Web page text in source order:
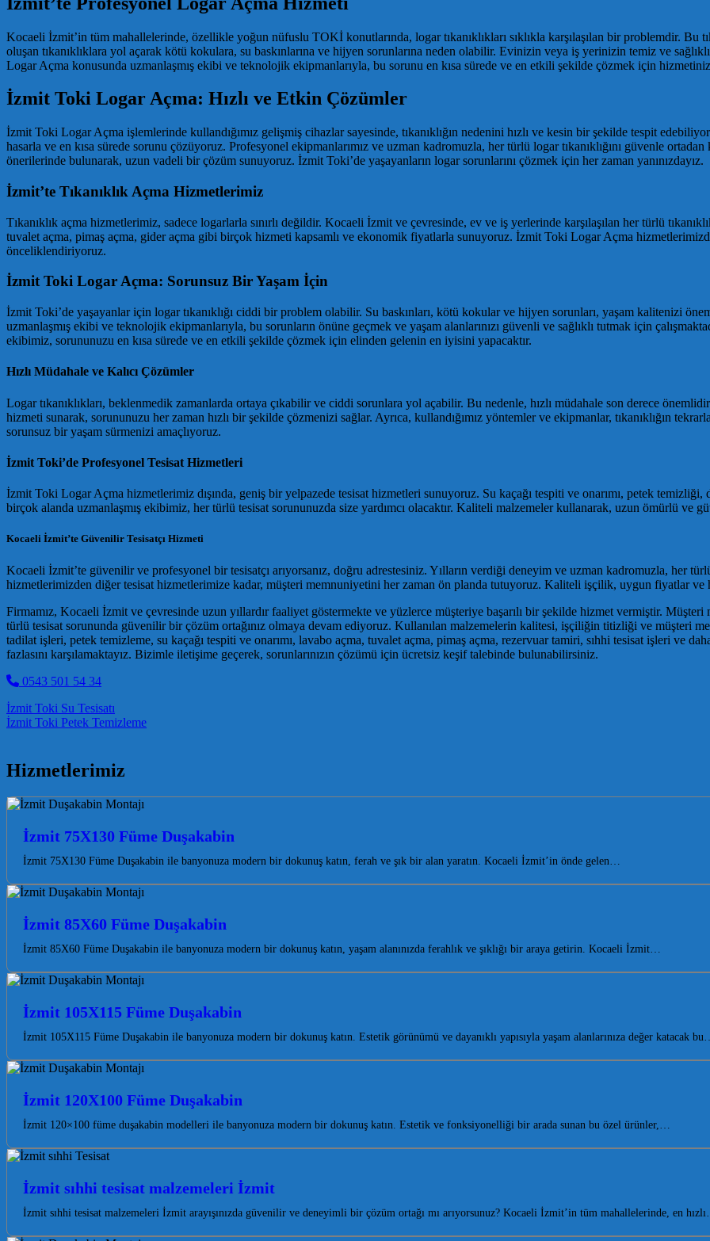
Kocaeli İzmit’in tüm mahallelerinde, özellikle yoğun nüfuslu TOKİ konutlarında, logar tıkanıklıkları sıklıkla karşılaşılan bir problemdir. Bu
oluşan tıkanıklıklara yol açarak kötü kokulara, su baskınlarına ve hijyen sorunlarına neden olabilir. Evinizin veya iş yerinizin temiz ve
Logar Açma konusunda uzmanlaşmış ekibi ve teknolojik ekipmanlarıyla, bu sorunu en kısa sürede ve en etkili şekilde çözmek için
İzmit Toki Logar Açma: Hızlı ve Etkin Çözümler
İzmit Toki Logar Açma işlemlerinde kullandığımız gelişmiş cihazlar sayesinde, tıkanıklığın nedenini hızlı ve kesin bir şekilde tespit
hasarla ve en kısa sürede sorunu çözüyoruz. Profesyonel ekipmanlarımız ve uzman kadromuzla, her türlü logar tıkanıklığını güvenle ortadan
önerilerinde bulunarak, uzun vadeli bir çözüm sunuyoruz. İzmit Toki’de yaşayanların logar sorunlarını çözmek için her zaman yanınızdayız.
İzmit’te Tıkanıklık Açma Hizmetlerimiz
Tıkanıklık açma hizmetlerimiz, sadece logarlarla sınırlı değildir. Kocaeli İzmit ve çevresinde, ev ve iş yerlerinde karşılaşılan her türlü
tuvalet açma, pimaş açma, gider açma gibi birçok hizmeti kapsamlı ve ekonomik fiyatlarla sunuyoruz. İzmit Toki Logar Açma
önceliklendiriyoruz.
İzmit Toki Logar Açma: Sorunsuz Bir Yaşam İçin
İzmit Toki’de yaşayanlar için logar tıkanıklığı ciddi bir problem olabilir. Su baskınları, kötü kokular ve hijyen sorunları, yaşam kalitenizi
uzmanlaşmış ekibi ve teknolojik ekipmanlarıyla, bu sorunların önüne geçmek ve yaşam alanlarınızı güvenli ve sağlıklı tutmak için
ekibimiz, sorununuzu en kısa sürede ve en etkili şekilde çözmek için elinden gelenin en iyisini yapacaktır.
Hızlı Müdahale ve Kalıcı Çözümler
Logar tıkanıklıkları, beklenmedik zamanlarda ortaya çıkabilir ve ciddi sorunlara yol açabilir. Bu nedenle, hızlı müdahale son derece
hizmeti sunarak, sorununuzu her zaman hızlı bir şekilde çözmenizi sağlar. Ayrıca, kullandığımız yöntemler ve ekipmanlar, tıkanıklığın
sorunsuz bir yaşam sürmenizi amaçlıyoruz.
İzmit Toki’de Profesyonel Tesisat Hizmetleri
İzmit Toki Logar Açma hizmetlerimiz dışında, geniş bir yelpazede tesisat hizmetleri sunuyoruz. Su kaçağı tespiti ve onarımı, petek
birçok alanda uzmanlaşmış ekibimiz, her türlü tesisat sorununuzda size yardımcı olacaktır. Kaliteli malzemeler kullanarak, uzun ömürlü ve
Kocaeli İzmit’te Güvenilir Tesisatçı Hizmeti
Kocaeli İzmit’te güvenilir ve profesyonel bir tesisatçı arıyorsanız, doğru adrestesiniz. Yılların verdiği deneyim ve uzman kadromuzla, her
hizmetlerimizden diğer tesisat hizmetlerimize kadar, müşteri memnuniyetini her zaman ön planda tutuyoruz. Kaliteli işçilik, uygun fiyatlar ve
Firmamız, Kocaeli İzmit ve çevresinde uzun yıllardır faaliyet göstermekte ve yüzlerce müşteriye başarılı bir şekilde hizmet vermiştir.
türlü tesisat sorununda güvenilir bir çözüm ortağınız olmaya devam ediyoruz. Kullanılan malzemelerin kalitesi, işçiliğin titizliği ve müşteri
tadilat işleri, petek temizleme, su kaçağı tespiti ve onarımı, lavabo açma, tuvalet açma, pimaş açma, rezervuar tamiri, sıhhi tesisat işleri ve
fazlasını karşılamaktayız. Bizimle iletişime geçerek, sorunlarınızın çözümü için ücretsiz keşif talebinde bulunabilirsiniz.
0543 501 54 34
Post navigation
İzmit Toki Su Tesisatı
İzmit Toki Petek Temizleme
Hizmetlerimiz
İzmit 75X130 Füme Duşakabin
İzmit 75X130 Füme Duşakabin ile banyonuza modern bir dokunuş katın, ferah ve şık bir alan yaratın. Kocaeli İzmit’in önde gelen…
İzmit 85X60 Füme Duşakabin
İzmit 85X60 Füme Duşakabin ile banyonuza modern bir dokunuş katın, yaşam alanınızda ferahlık ve şıklığı bir araya getirin. Kocaeli İzmit…
İzmit 105X115 Füme Duşakabin
İzmit 105X115 Füme Duşakabin ile banyonuza modern bir dokunuş katın. Estetik görünümü ve dayanıklı yapısıyla yaşam alanlarınıza değer katacak
İzmit 120X100 Füme Duşakabin
İzmit 120×100 füme duşakabin modelleri ile banyonuza modern bir dokunuş katın. Estetik ve fonksiyonelliği bir arada sunan bu özel ürünler,…
İzmit sıhhi tesisat malzemeleri İzmit
İzmit sıhhi tesisat malzemeleri İzmit arayışınızda güvenilir ve deneyimli bir çözüm ortağı mı arıyorsunuz? Kocaeli İzmit’in tüm mahallelerinde, en